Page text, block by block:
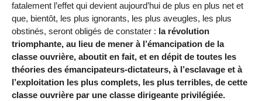
fatalement l’effet qui devient aujourd’hui de plus en plus net et
que, bientôt, les plus ignorants, les plus aveugles, les plus
obstinés, seront obligés de constater : la révolution
triomphante, au lieu de mener à l’émancipation de la
classe ouvrière, aboutit en fait, et en dépit de toutes les
théories des émancipateurs-dictateurs, à l’esclavage et à
l’exploitation les plus complets, les plus terribles, de cette
classe ouvrière par une classe dirigeante privilégiée.